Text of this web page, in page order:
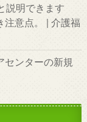
説明できます
注意点。 | 介護福
センターの新規